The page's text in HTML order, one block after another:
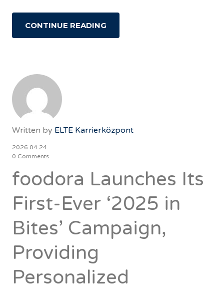
CONTINUE READING
Written by ELTE Karrierközpont
2026.04.24.
0 Comments
foodora Launches Its
First-Ever ‘2025 in
Bites’ Campaign,
Providing
Personalized